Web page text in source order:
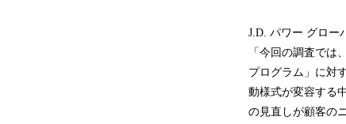
J.D. パワー グロー
「今回の調査では
プログラム」に対
動様式が変容する
の見直しが顧客の